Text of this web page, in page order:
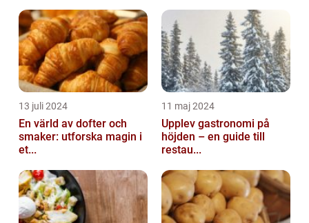
13 juli 2024
En värld av dofter och
smaker: utforska magin i
et...
11 maj 2024
Upplev gastronomi på
höjden – en guide till
restau...